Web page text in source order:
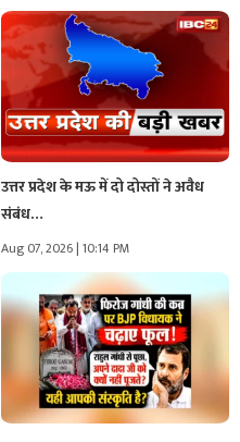
उत्तर प्रदेश के मऊ में दो दोस्तों ने अवैध
संबंध…
Aug 07, 2026 | 10:14 PM